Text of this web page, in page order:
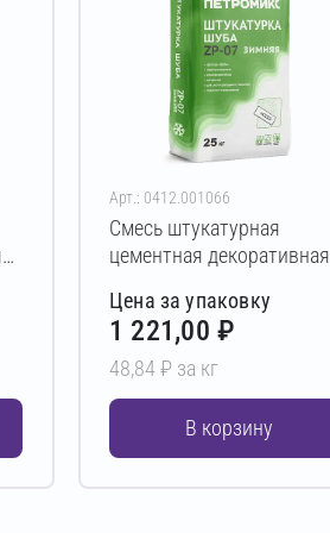
Арт.: 0412.001066
Смесь штукатурная
цементная декоративная
25 кг (2,0 мм)
Цена за упаковку
1 221,00 ₽
48,84 ₽ за кг
В корзину